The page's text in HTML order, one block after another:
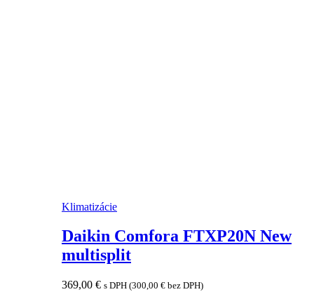
Klimatizácie
Daikin Comfora FTXP20N New
multisplit
369,00 € s DPH (300,00 € bez DPH)